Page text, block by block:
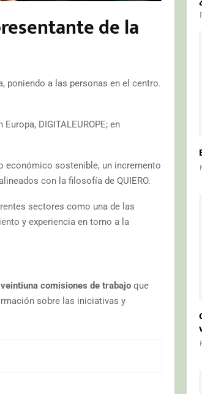
de la
poniendo a las personas en el centro.
DIGITALEUROPE; en
económico sostenible, un incremento
con la filosofía de QUIERO.
sectores como una de las
y experiencia en torno a la
veintiuna comisiones de trabajo que
sobre las iniciativas y